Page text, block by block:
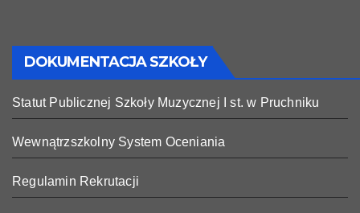
DOKUMENTACJA SZKOŁY
Statut Publicznej Szkoły Muzycznej I st. w Pruchniku
Wewnątrzszkolny System Oceniania
Regulamin Rekrutacji